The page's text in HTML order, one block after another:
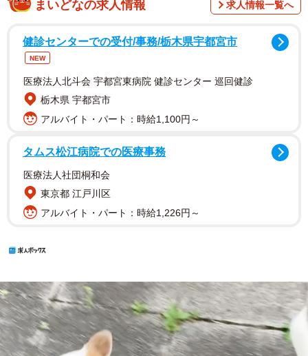
まいどなの求人情報 求人情報一覧へ
健診センターでの受付/事務/栃木県宇都宮市
NEW
医療法人北斗会 宇都宮東病院 健診センター 巡回健診
栃木県 宇都宮市
アルバイト・パート：時給1,100円～
タムス松江病院での医療事務
医療法人社団桐和会
東京都 江戸川区
アルバイト・パート：時給1,226円～